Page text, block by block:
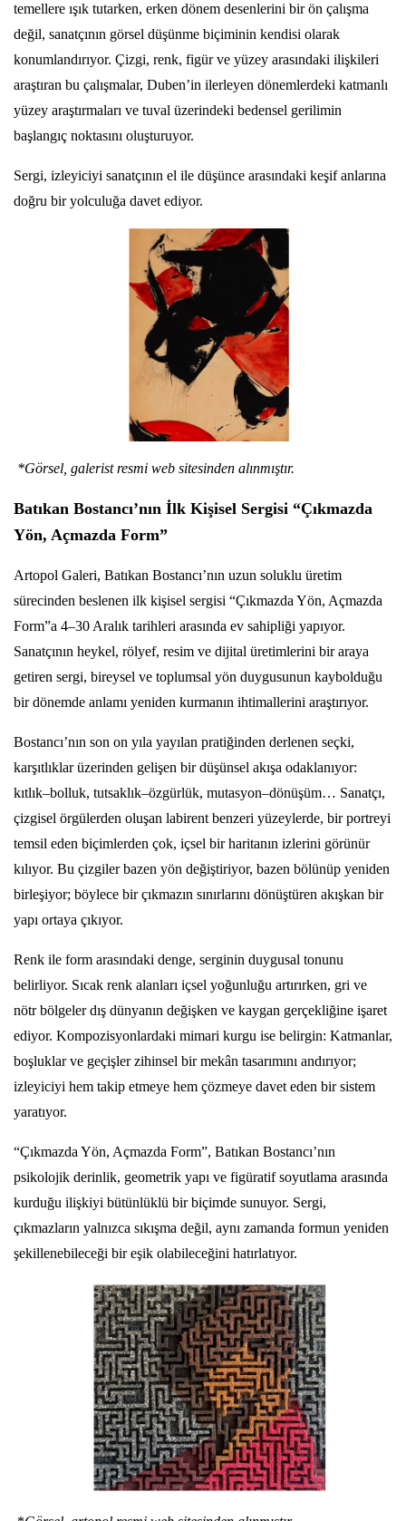
temellere ışık tutarken, erken dönem desenlerini bir ön çalışma
değil, sanatçının görsel düşünme biçiminin kendisi olarak
konumlandırıyor. Çizgi, renk, figür ve yüzey arasındaki ilişkileri
araştıran bu çalışmalar, Duben’in ilerleyen dönemlerdeki katmanlı
yüzey araştırmaları ve tuval üzerindeki bedensel gerilimin
başlangıç noktasını oluşturuyor.
Sergi, izleyiciyi sanatçının el ile düşünce arasındaki keşif anlarına
doğru bir yolculuğa davet ediyor.
*Görsel, galerist resmi web sitesinden alınmıştır.
Batıkan Bostancı’nın İlk Kişisel Sergisi “Çıkmazda
Yön, Açmazda Form”
Artopol Galeri, Batıkan Bostancı’nın uzun soluklu üretim
sürecinden beslenen ilk kişisel sergisi “Çıkmazda Yön, Açmazda
Form”a 4–30 Aralık tarihleri arasında ev sahipliği yapıyor.
Sanatçının heykel, rölyef, resim ve dijital üretimlerini bir araya
getiren sergi, bireysel ve toplumsal yön duygusunun kaybolduğu
bir dönemde anlamı yeniden kurmanın ihtimallerini araştırıyor.
Bostancı’nın son on yıla yayılan pratiğinden derlenen seçki,
karşıtlıklar üzerinden gelişen bir düşünsel akışa odaklanıyor:
kıtlık–bolluk, tutsaklık–özgürlük, mutasyon–dönüşüm… Sanatçı,
çizgisel örgülerden oluşan labirent benzeri yüzeylerde, bir portreyi
temsil eden biçimlerden çok, içsel bir haritanın izlerini görünür
kılıyor. Bu çizgiler bazen yön değiştiriyor, bazen bölünüp yeniden
birleşiyor; böylece bir çıkmazın sınırlarını dönüştüren akışkan bir
yapı ortaya çıkıyor.
Renk ile form arasındaki denge, serginin duygusal tonunu
belirliyor. Sıcak renk alanları içsel yoğunluğu artırırken, gri ve
nötr bölgeler dış dünyanın değişken ve kaygan gerçekliğine işaret
ediyor. Kompozisyonlardaki mimari kurgu ise belirgin: Katmanlar,
boşluklar ve geçişler zihinsel bir mekân tasarımını andırıyor;
izleyiciyi hem takip etmeye hem çözmeye davet eden bir sistem
yaratıyor.
“Çıkmazda Yön, Açmazda Form”, Batıkan Bostancı’nın
psikolojik derinlik, geometrik yapı ve figüratif soyutlama arasında
kurduğu ilişkiyi bütünlüklü bir biçimde sunuyor. Sergi,
çıkmazların yalnızca sıkışma değil, aynı zamanda formun yeniden
şekillenebileceği bir eşik olabileceğini hatırlatıyor.